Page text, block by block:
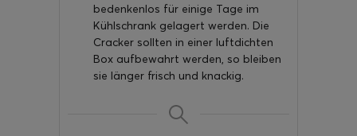
bedenkenlos für einige Tage im
Kühlschrank gelagert werden. Die
Cracker sollten in einer luftdichten
Box aufbewahrt werden, so bleiben
sie länger frisch und knackig.